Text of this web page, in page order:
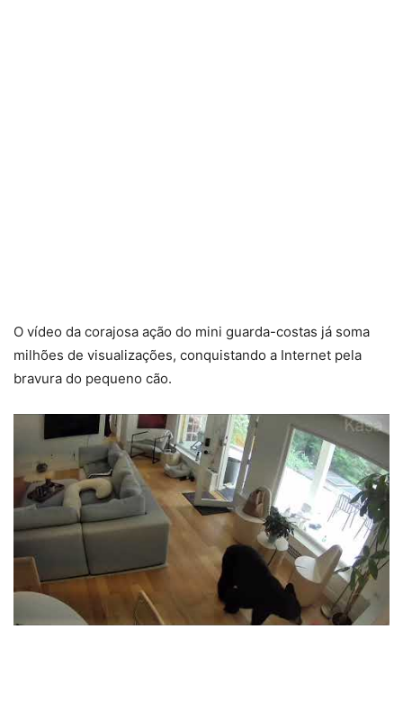
O vídeo da corajosa ação do mini guarda-costas já soma
milhões de visualizações, conquistando a Internet pela
bravura do pequeno cão.